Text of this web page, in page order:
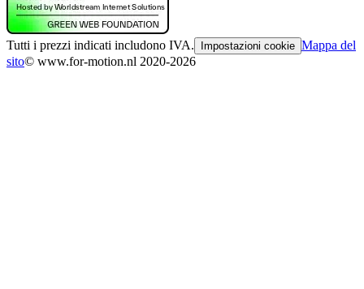
Tutti i prezzi indicati includono IVA. Impostazioni cookie Mappa del
sito© www.for-motion.nl 2020-2026